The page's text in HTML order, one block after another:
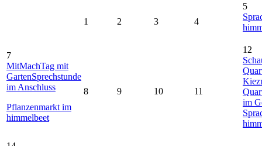
1 2 3 4
5
7
MitMachTag mit
GartenSprechstunde
im Anschluss
Pflanzenmarkt im
himmelbeet
8 9 10 11
12
im